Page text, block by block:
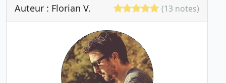
Auteur : Florian V. (13 notes)